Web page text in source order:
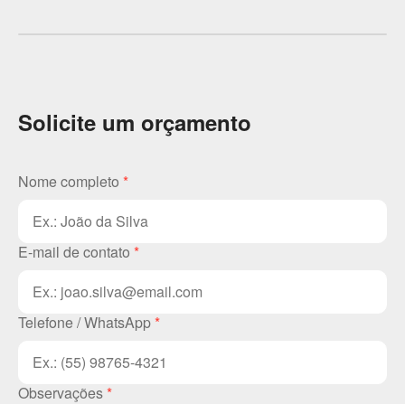
Solicite um orçamento
Nome completo *
E-mail de contato *
Telefone / WhatsApp *
Observações *